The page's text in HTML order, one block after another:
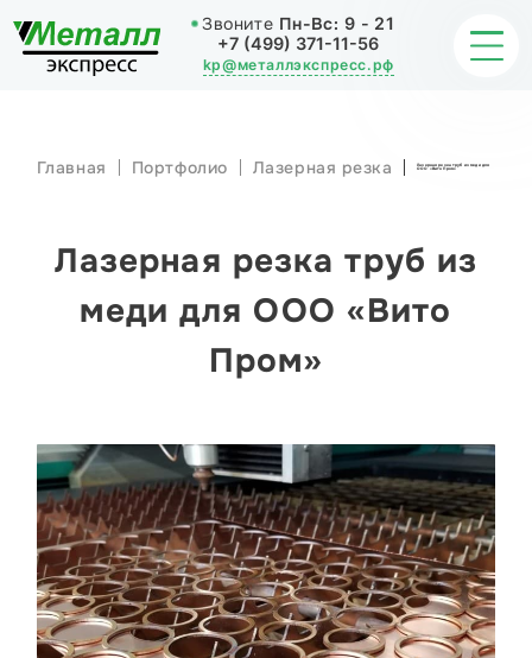
Звоните Пн-Вс: 9 - 21
+7 (499) 371-11-56
kp@металлэкспресс.рф
ОБРАБОТКА МЕТАЛЛА
ИЗДЕЛИЯ
НАШИ РАБОТЫ
КОНТАКТЫ
Главная Портфолио Лазерная резка Лазерная резка труб из меди для
ООО «Вито Пром»
Лазерная резка труб из
меди для ООО «Вито
Пром»